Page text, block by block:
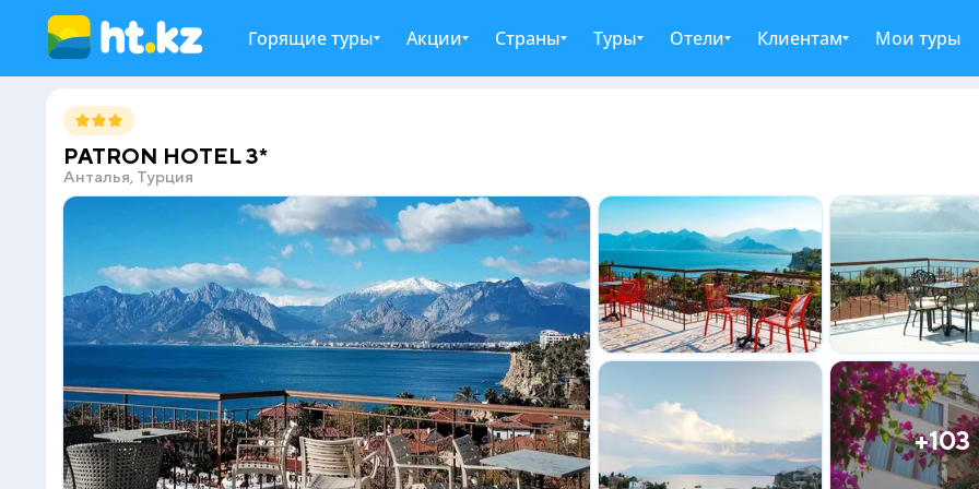
Горящие туры Акции Страны Туры Отели Клиентам Мои туры
PATRON HOTEL 3*
Анталья, Турция
+103